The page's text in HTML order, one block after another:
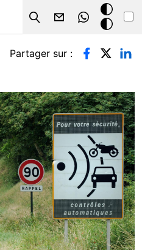
Search
Mode
sombre
Partager sur :